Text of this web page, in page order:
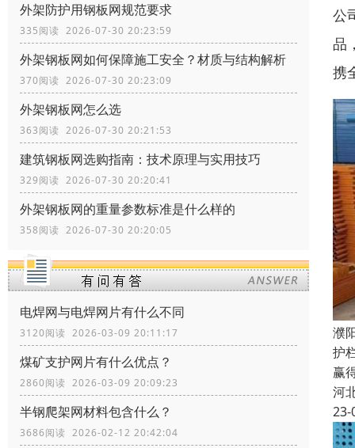
外架防护用钢板网规范要求
335阅读 2026-07-30 20:23:59
外架钢板网如何保障施工安全？材质与结构解析
370阅读 2026-07-30 20:23:09
外架钢板网怎么选
363阅读 2026-07-30 20:21:53
建筑钢板网选购指南：技术原理与实用技巧
329阅读 2026-07-30 20:20:41
外架钢板网的重量参数标准是什么样的
358阅读 2026-07-30 20:20:05
电焊网与电焊网片有什么不同
3120阅读 2026-03-09 20:11:17
煤矿支护网片有什么优点？
2860阅读 2026-03-09 20:09:23
半钢爬架网材料包含什么？
3686阅读 2026-02-12 20:42:04
公
品
携
濮
护
赢
河
23-